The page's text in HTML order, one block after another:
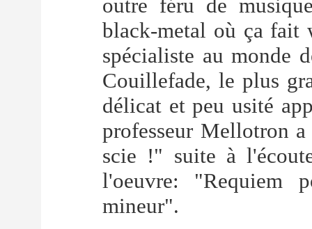
outre féru de
black-metal où ça fait
spécialiste au monde
Couillefade, le plus
délicat et peu usité
professeur Mellotron
scie !" suite à
l'oeuvre: "Requiem
mineur".